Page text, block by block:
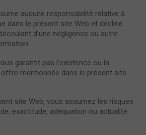
aucune responsabilité relative à
dans le présent site Web et décline
d’une négligence ou autre
garantit pas l’existence ou la
mentionnée dans le présent site
site Web, vous assumez les risques
exactitude, adéquation ou actualité